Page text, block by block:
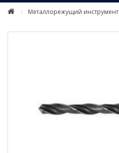
Металлорежущий инструмент